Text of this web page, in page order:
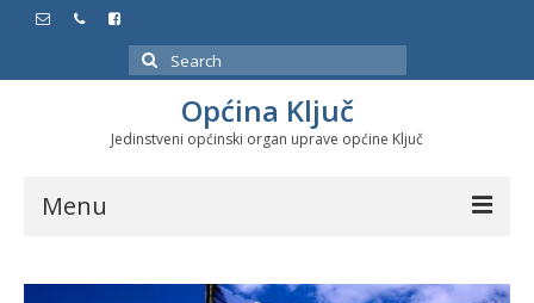
Search
for:
Općina Ključ
Jedinstveni općinski organ uprave općine Ključ
Menu